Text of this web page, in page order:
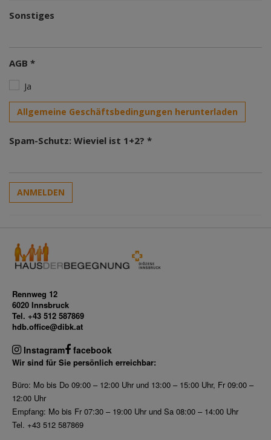
Sonstiges
AGB *
Ja
Allgemeine Geschäftsbedingungen herunterladen
Spam-Schutz: Wieviel ist 1+2? *
ANMELDEN
Rennweg 12
6020 Innsbruck
Tel. +43 512 587869
hdb.office@dibk.at
Instagram facebook
Wir sind für Sie persönlich erreichbar:
Büro: Mo bis Do 09:00 – 12:00 Uhr und 13:00 – 15:00 Uhr, Fr 09:00 –
12:00 Uhr
Empfang: Mo bis Fr 07:30 – 19:00 Uhr und Sa 08:00 – 14:00 Uhr
Tel. +43 512 587869